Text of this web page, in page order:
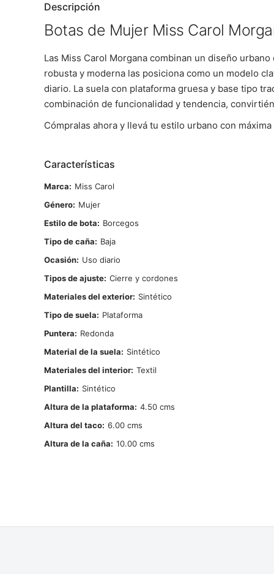
Descripción
Botas de Mujer Miss Carol
Las Miss Carol Morgana combinan un diseño
robusta y moderna las posiciona como un modelo
diario. La suela con plataforma gruesa y base tipo
combinación de funcionalidad y tendencia,
Cómpralas ahora y llevá tu estilo urbano con
Características
Marca
Miss Carol
Género
Mujer
Estilo de bota
Borcegos
Tipo de caña
Baja
Ocasión
Uso diario
Tipos de ajuste Cierre y cordones
Materiales del exterior
Sintético
Tipo de suela
Plataforma
Puntera
Redonda
Material de la suela
Sintético
Materiales del interior Textil
Plantilla
Sintético
Altura de la plataforma
4.50
Altura del taco 6.00
Altura de la caña
10.00